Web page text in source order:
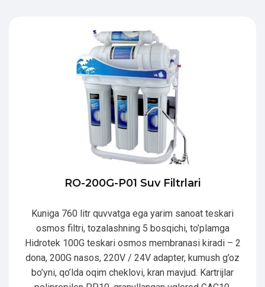
RO-200G-P01 Suv Filtrlari
Kuniga 760 litr quvvatga ega yarim sanoat teskari
osmos filtri, tozalashning 5 bosqichi, to’plamga
Hidrotek 100G teskari osmos membranasi kiradi – 2
dona, 200G nasos, 220V / 24V adapter, kumush g’oz
bo’yni, qo’lda oqim cheklovi, kran mavjud. Kartrijlar